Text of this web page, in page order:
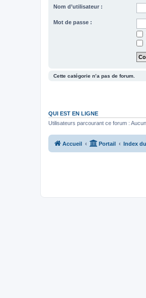
Nom d’utilisateur :
Mot de passe :
Cette catégorie n’a pas de forum.
QUI EST EN LIGNE
Utilisateurs parcourant ce forum :
Accueil Portail Index